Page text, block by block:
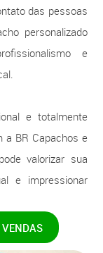
das pessoas
personalizado
e
e totalmente
a BR Capachos e
valorizar sua
e impressionar